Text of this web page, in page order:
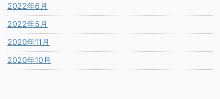
2022年6月
2022年5月
2020年11月
2020年10月